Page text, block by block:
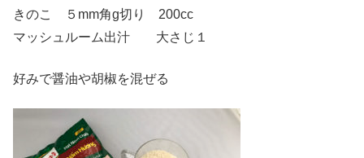
きのこ ５mm角g切り 200cc
マッシュルーム出汁 大さじ１
好みで醤油や胡椒を混ぜる